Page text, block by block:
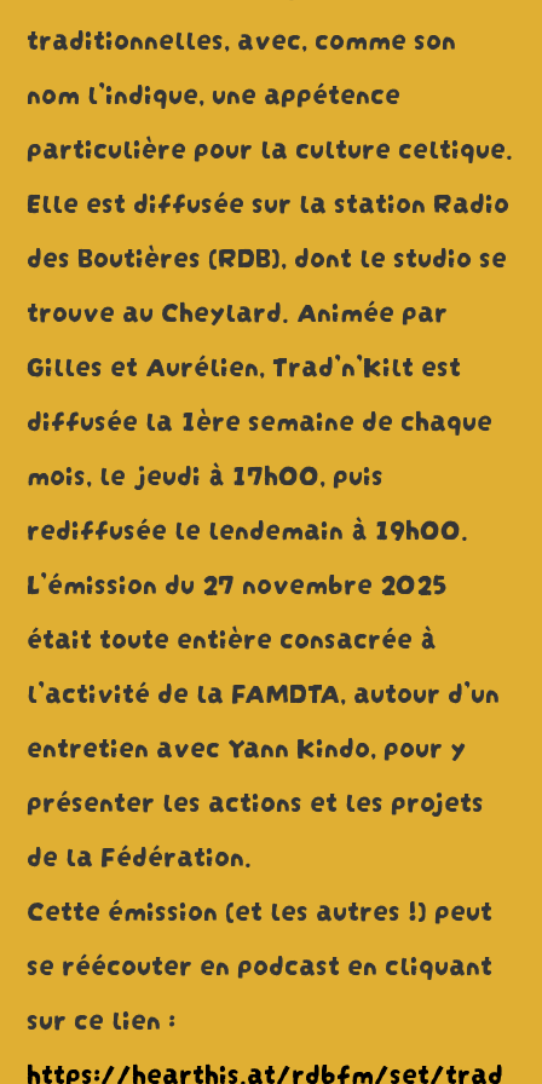
traditionnelles, avec, comme son
nom l’indique, une appétence
particulière pour la culture celtique.
Elle est diffusée sur la station Radio
des Boutières (RDB), dont le studio se
trouve au Cheylard. Animée par
Gilles et Aurélien, Trad’n’Kilt est
diffusée la 1ère semaine de chaque
mois, le jeudi à 17h00, puis
rediffusée le lendemain à 19h00.
L’émission du 27 novembre 2025
était toute entière consacrée à
l’activité de la FAMDTA, autour d’un
entretien avec Yann Kindo, pour y
présenter les actions et les projets
de la Fédération.
Cette émission (et les autres !) peut
se réécouter en podcast en cliquant
sur ce lien :
https://hearthis.at/rdbfm/set/trad